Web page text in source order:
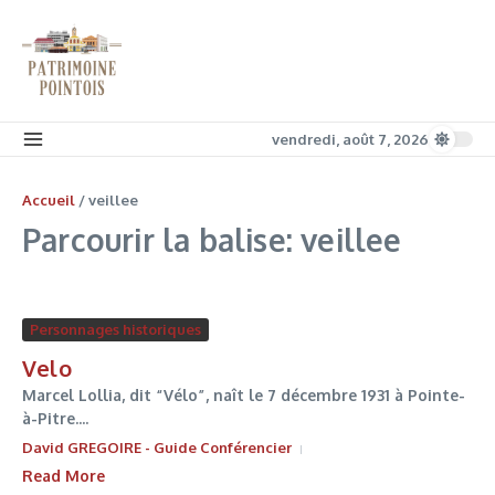
vendredi, août 7, 2026
Accueil /veillee
Parcourir la balise: veillee
Personnages historiques
Velo
Marcel Lollia, dit “Vélo”, naît le 7 décembre 1931 à Pointe-
à-Pitre....
David GREGOIRE - Guide Conférencier
Read More